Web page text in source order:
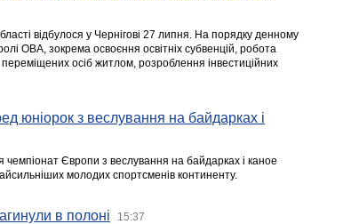
відбулося у Чернігові 27 липня. На порядку денному
ОВА, зокрема освоєння освітніх субвенцій, робота
осіб житлом, розроблення інвестиційних
юніорок з веслування на байдарках і
чемпіонат Європи з веслування на байдарках і каное
молодих спортсменів континенту.
в полоні 15:37